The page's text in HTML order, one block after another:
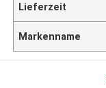
Lieferzeit
Markenname